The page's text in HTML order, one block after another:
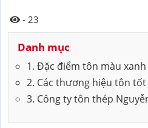
- 23
Danh mục
1. Đặc điểm tôn màu
2. Các thương hiệu tôn
3. Công ty tôn thép